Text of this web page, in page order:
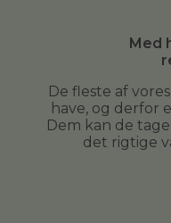
Med
De fleste af
have, og derfor
Dem kan de
det rigtige